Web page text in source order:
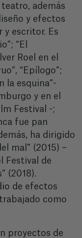
además
y efectos
y escritor. Es
“El
Roel en el
“Epílogo”;
la esquina”-
y en el
Festival -;
fue pan
ha dirigido
mal” (2015) –
Festival de
(2018).
de efectos
como
proyectos de